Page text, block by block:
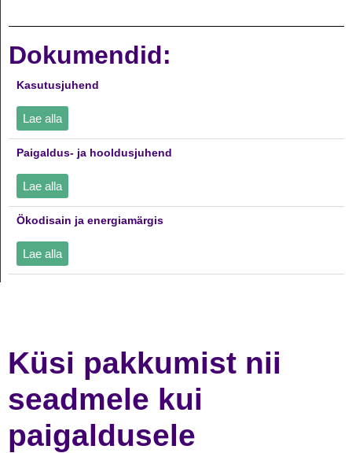
Dokumendid:
Kasutusjuhend
Lae alla
Paigaldus- ja hooldusjuhend
Lae alla
Ökodisain ja energiamärgis
Lae alla
Küsi pakkumist nii
seadmele kui
paigaldusele